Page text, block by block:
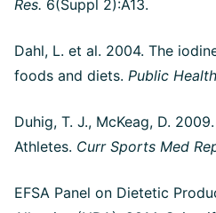
Res. 6(Suppl 2):A13.
Dahl, L. et al. 2004. The
foods and diets. Public
Duhig, T. J., McKeag, D.
Athletes. Curr Sports Med
EFSA Panel on Dietetic